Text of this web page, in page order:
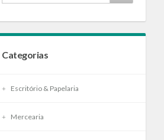
Categorias
Escritório & Papelaria
Mercearia